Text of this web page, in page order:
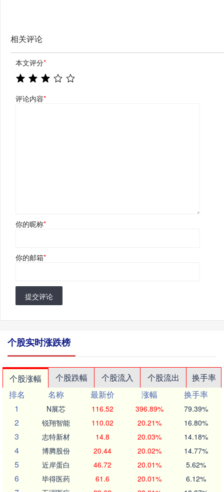
相关评论
本文评分*
评论内容*
你的昵称*
你的邮箱*
提交评论
个股实时涨跌榜
个股涨幅 个股跌幅 个股流入 个股流出
换手率
排名
名称 最新价 涨幅
换手率
1
N展芯 116.52 396.89% 79.39%
2 锐翔智能 110.02 20.21% 16.80%
3 志特新材 14.8 20.03% 14.18%
4 博腾股份 20.44 20.02% 14.77%
5 近岸蛋白 46.72 20.01% 5.62%
6 毕得医药 61.6 20.01% 6.12%